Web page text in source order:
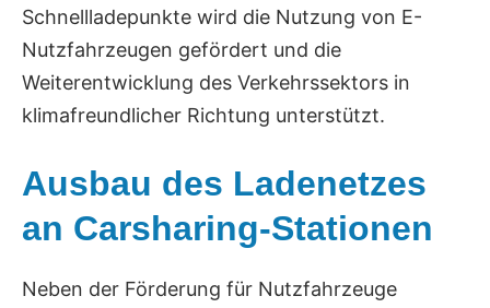
Schnellladepunkte wird die Nutzung von E-
Nutzfahrzeugen gefördert und die
Weiterentwicklung des Verkehrssektors in
klimafreundlicher Richtung unterstützt.
Ausbau des Ladenetzes
an Carsharing-Stationen
Neben der Förderung für Nutzfahrzeuge